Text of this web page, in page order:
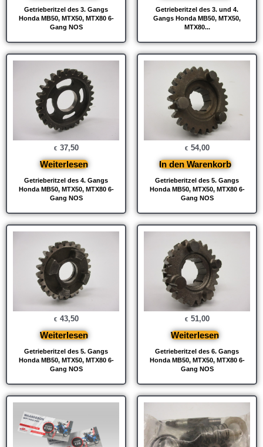
Getrieberitzel des 3. Gangs
Honda MB50, MTX50, MTX80 6-
Gang NOS
Getrieberitzel des 3. und 4.
Gangs Honda MB50, MTX50,
MTX80...
Getrieberitzel des 4. Gangs
Honda MB50, MTX50, MTX80 6-
Gang NOS
€ 37,50
Weiterlesen
Getrieberitzel des 5. Gangs
Honda MB50, MTX50, MTX80 6-
Gang NOS
€ 54,00
In den Warenkorb
Getrieberitzel des 5. Gangs
Honda MB50, MTX50, MTX80 6-
Gang NOS
€ 43,50
Weiterlesen
Getrieberitzel des 6. Gangs
Honda MB50, MTX50, MTX80 6-
Gang NOS
€ 51,00
Weiterlesen